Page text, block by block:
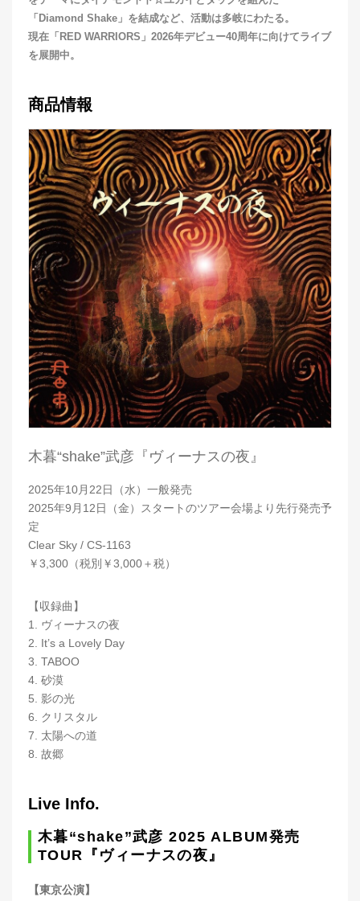
「Diamond Shake」を結成など、活動は多岐にわたる。
現在「RED WARRIORS」2026年デビュー40周年に向けてライブ
を展開中。
商品情報
木暮“shake”武彦『ヴィーナスの夜』
2025年10月22日（水）一般発売
2025年9月12日（金）スタートのツアー会場より先行発売予
定
Clear Sky / CS-1163
￥3,300（税別￥3,000＋税）
【収録曲】
1. ヴィーナスの夜
2. It’s a Lovely Day
3. TABOO
4. 砂漠
5. 影の光
6. クリスタル
7. 太陽への道
8. 故郷
Live Info.
木暮“shake”武彦 2025 ALBUM発売
TOUR『ヴィーナスの夜』
【東京公演】